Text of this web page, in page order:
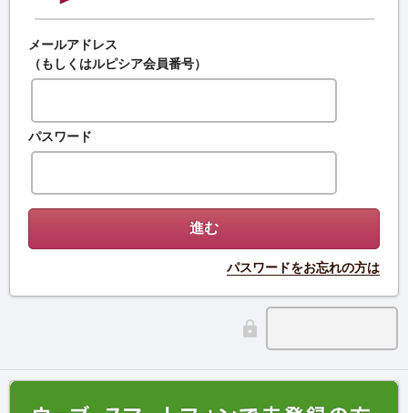
メールアドレス
（もしくはルピシア会員番号）
パスワード
パスワードをお忘れの方は